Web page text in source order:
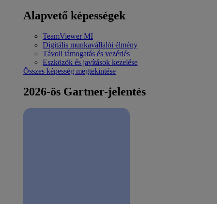
Alapvető képességek
TeamViewer MI
Digitális munkavállalói élmény
Távoli támogatás és vezérlés
Eszközök és javítások kezelése
Összes képesség megtekintése
2026-ös Gartner-jelentés